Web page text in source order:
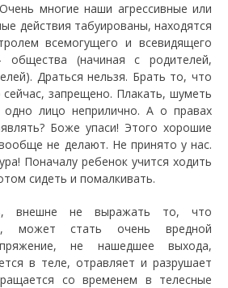
Очень многие наши агрессивные или
действия табуированы, находятся
всемогущего и всевидящего
(начиная с родителей,
Драться нельзя. Брать то, что
запрещено. Плакать, шуметь
лицо неприлично. А о правах
Боже упаси! Этого хорошие
не делают. Не принято у нас.
Поначалу ребенок учится ходить
сидеть и помалкивать.
внешне не выражать то, что
может стать очень вредной
не нашедшее выхода,
в теле, отравляет и разрушает
со временем в телесные